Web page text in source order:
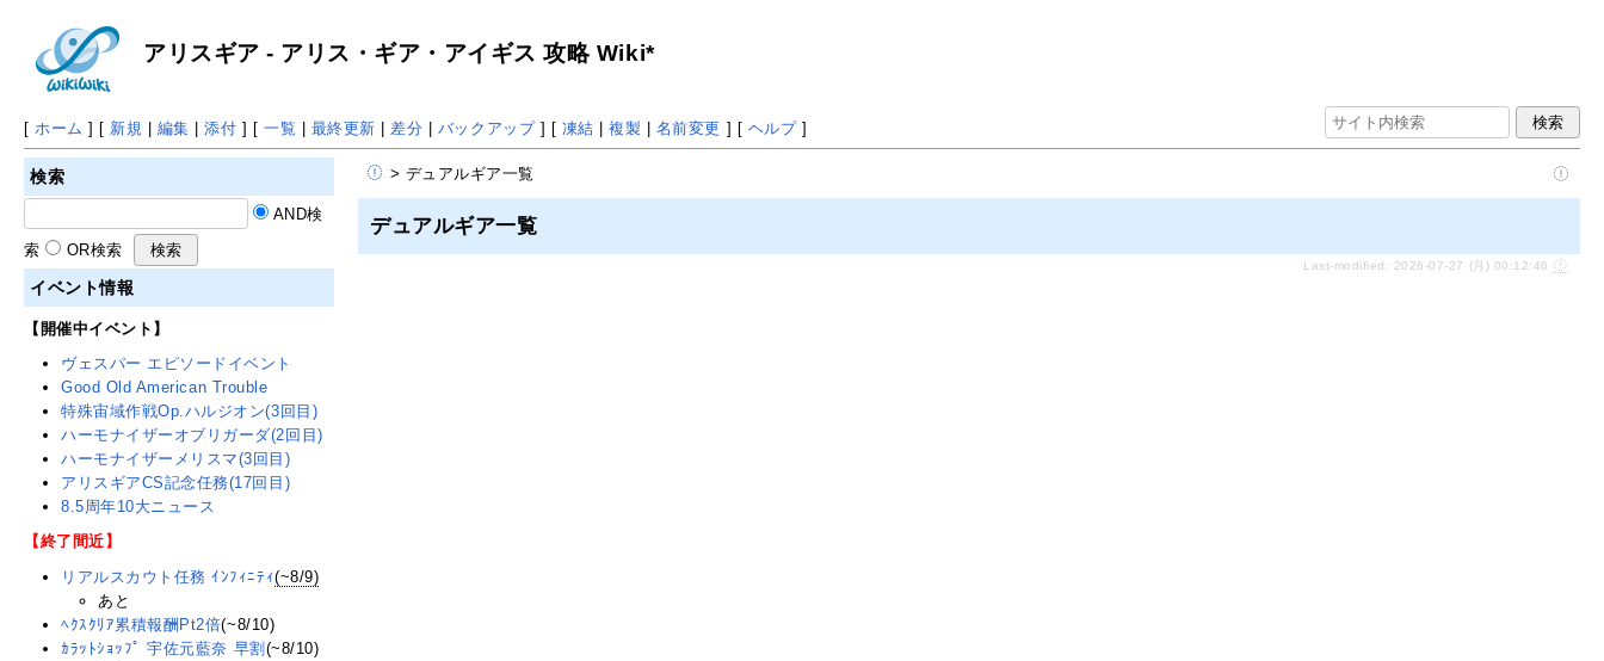
アリスギア - アリス・ギア・アイギス 攻略 Wiki*
[ ホーム ] [ 新規 | 編集 |添付 ] [一覧 | 最終更新 | 差分 | バックアップ] [ 凍結 |複製 | 名前変更 ] [ ヘルプ]
> デュアルギア一覧
デュアルギア一覧
Last-modified: 2026-07-27 (月) 00:12:46
検索
AND検
索 OR検索
イベント情報
【開催中イベント】
ヴェスパー エピソードイベント
Good Old American Trouble
特殊宙域作戦Op.ハルジオン(3回目)
ハーモナイザーオブリガーダ(2回目)
ハーモナイザーメリスマ(3回目)
アリスギアCS記念任務(17回目)
8.5周年10大ニュース
【終了間近】
リアルスカウト任務 ｲﾝﾌｨﾆﾃｨ(~8/9)
あと
ﾍｸｽｸﾘｱ累積報酬Pt2倍(~8/10)
ｶﾗｯﾄｼｮｯﾌﾟ 宇佐元藍奈 早割(~8/10)